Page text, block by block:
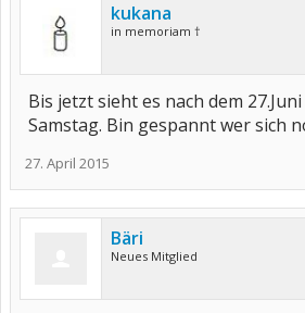
kukana
in memoriam †
Bis jetzt sieht es nach dem
Samstag. Bin gespannt wer sich
27. April 2015
Bäri
Neues Mitglied